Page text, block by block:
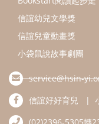
分齡育兒電子報
線上教養諮詢
出版服務
信誼基金出版社
閱讀推廣
Bookstart閱讀起步走